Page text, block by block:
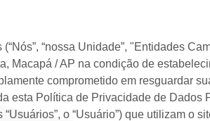
“nossa Unidade”, "Entidades
Macapá / AP na condição de
comprometido em resguardar
esta Política de Privacidade de Dados
o “Usuário”) que utilizam o